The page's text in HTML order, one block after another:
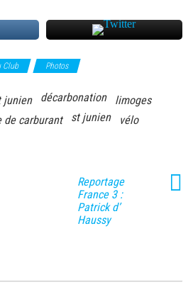
Club Photos
junien décarbonation
limoges
de carburant st junien
vélo
Reportage
France 3 :
Patrick d’
Haussy